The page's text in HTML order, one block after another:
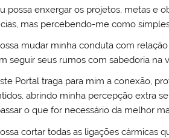
possa enxergar os projetos, metas e
mas percebendo-me como
mudar minha conduta com
seguir seus rumos com sabedoria na
Portal traga para mim a conexão,
abrindo minha percepção extra
o que for necessário da melhor
cortar todas as ligações cármicas